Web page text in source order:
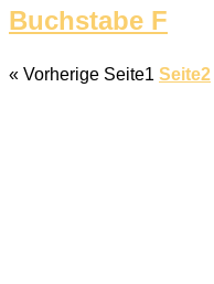
Buchstabe F
« Vorherige Seite1 Seite2